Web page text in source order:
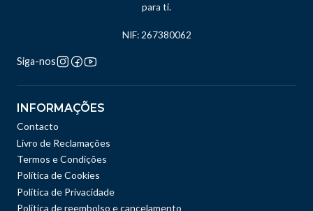
para ti.
NIF: 267380062
Siga-nos
INFORMAÇÕES
Contacto
Livro de Reclamações
Termos e Condições
Política de Cookies
Política de Privacidade
Politica de reembolso e cancelamento